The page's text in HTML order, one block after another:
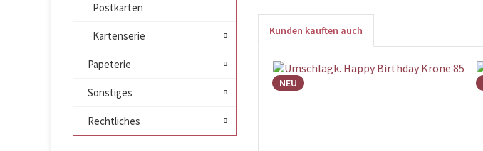
Postkarten
Kartenserie
Papeterie
Sonstiges
Rechtliches
Kunden kauften auch
NEU